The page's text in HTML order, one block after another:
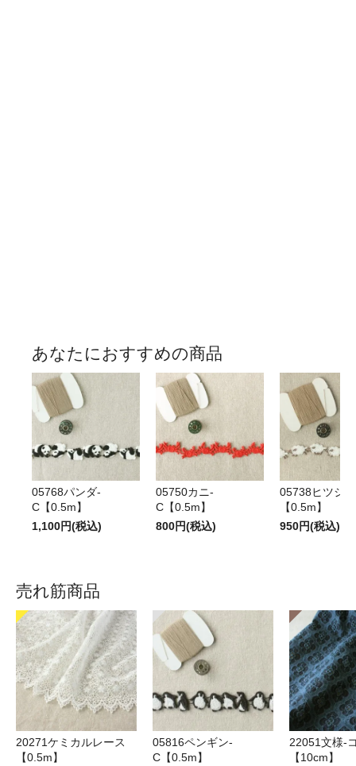
あなたにおすすめの商品
05768パンダ-
C【0.5m】
1,100円(税込)
05750カニ-
C【0.5m】
800円(税込)
05738ヒツジ-
【0.5m】
950円(税込)
売れ筋商品
20271ケミカルレース
【0.5m】
05816ペンギン-
C【0.5m】
22051文様-
【10cm】